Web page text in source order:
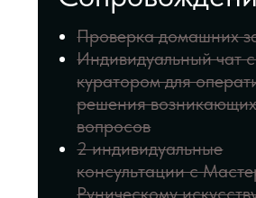
УДОСТОВЕРЕНИЕ
УСТАНОВЛЕННОГО
ГОСУДАРСТВЕННОГО
ОБРАЗЦА
Защитный круг
Подарок 1